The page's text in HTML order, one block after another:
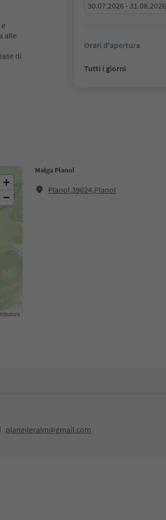
alle
di
30.07.2026 - 31.08.2026
Orari d'apertura
Tutti i giorni
Malga Planol
Planol,39024,Planol
+
−
planeileralm@gmail.com